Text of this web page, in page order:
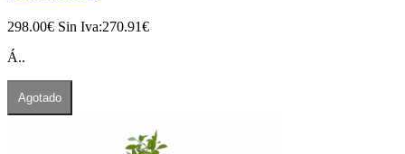
298.00€ Sin Iva:270.91€
Á..
Agotado